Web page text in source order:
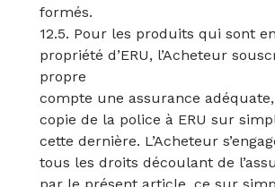
formés.
12.5. Pour les produits qui sont
propriété d’ERU, l’Acheteur
propre
compte une assurance
copie de la police à ERU sur
cette dernière. L’Acheteur
tous les droits découlant de